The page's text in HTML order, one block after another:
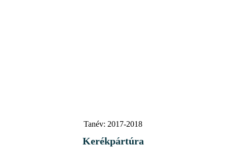
Tanév: 2017-2018
Kerékpártúra